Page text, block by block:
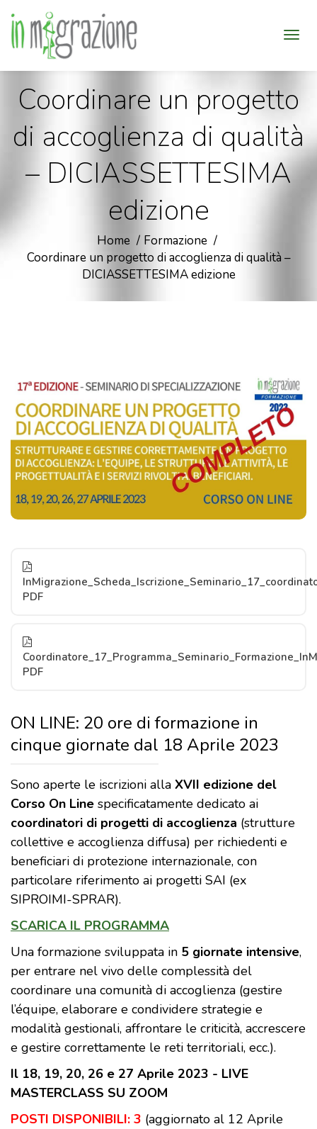
Coordinare un progetto
di accoglienza di qualità
– DICIASSETTESIMA
edizione
Home
Formazione
Coordinare un progetto di accoglienza di qualità –
DICIASSETTESIMA edizione
PDF
PDF
ON LINE: 20 ore di formazione in
cinque giornate dal 18 Aprile 2023
Sono aperte le iscrizioni alla XVII edizione del
Corso On Line specificatamente dedicato ai
coordinatori di progetti di accoglienza (strutture
collettive e accoglienza diffusa) per richiedenti e
beneficiari di protezione internazionale, con
particolare riferimento ai progetti SAI (ex
SIPROIMI-SPRAR).
SCARICA IL PROGRAMMA
Una formazione sviluppata in 5 giornate intensive,
per entrare nel vivo delle complessità del
coordinare una comunità di accoglienza (gestire
l’équipe, elaborare e condividere strategie e
modalità gestionali, affrontare le criticità, accrescere
e gestire correttamente le reti territoriali, ecc.).
Il 18, 19, 20, 26 e 27 Aprile 2023 - LIVE
MASTERCLASS SU ZOOM
POSTI DISPONIBILI: 3 (aggiornato al 12 Aprile